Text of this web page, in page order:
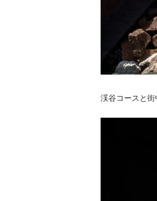
渓谷コースと